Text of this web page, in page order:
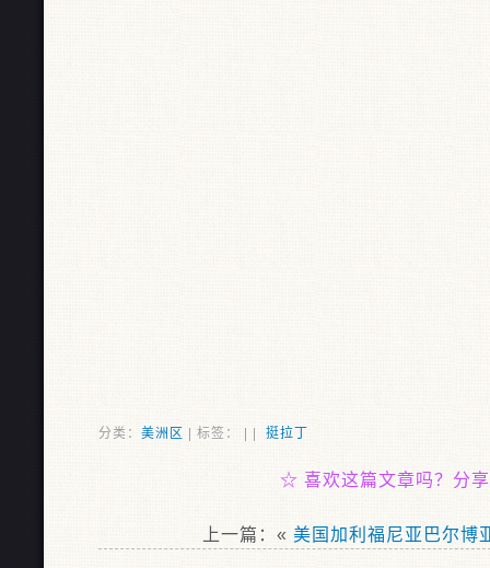
分类： 美洲区 | 标签： | | 挺拉丁
☆ 喜欢这篇文章吗？分
上一篇：« 美国加利福尼亚巴尔博